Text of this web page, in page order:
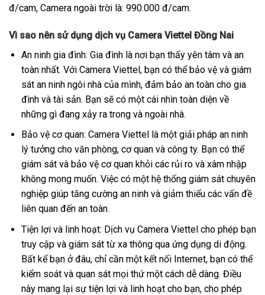
đ/cam, Camera ngoài trời là: 990.000 đ/cam.
Vì sao nên sử dụng dịch vụ Camera Viettel Đồng Nai
An ninh gia đình: Gia đình là nơi bạn thấy yên tâm và an
toàn nhất. Với Camera Viettel, bạn có thể bảo vệ và giám
sát an ninh ngôi nhà của mình, đảm bảo an toàn cho gia
đình và tài sản. Bạn sẽ có một cái nhìn toàn diện về
những gì đang xảy ra trong và ngoài nhà.
Bảo vệ cơ quan: Camera Viettel là một giải pháp an ninh
lý tưởng cho văn phòng, cơ quan và công ty. Bạn có thể
giám sát và bảo vệ cơ quan khỏi các rủi ro và xâm nhập
không mong muốn. Việc có một hệ thống giám sát chuyên
nghiệp giúp tăng cường an ninh và giảm thiểu các vấn đề
liên quan đến an toàn.
Tiện lợi và linh hoạt: Dịch vụ Camera Viettel cho phép bạn
truy cập và giám sát từ xa thông qua ứng dụng di động.
Bất kể bạn ở đâu, chỉ cần một kết nối Internet, bạn có thể
kiểm soát và quan sát mọi thứ một cách dễ dàng. Điều
này mang lại sự tiện lợi và linh hoạt cho bạn, cho phép